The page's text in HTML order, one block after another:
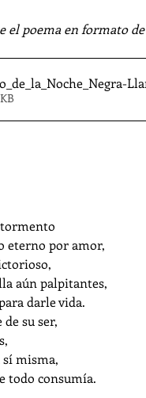
el poema en formato
eterno por amor,
aún palpitantes,
darle vida.
su ser,
misma,
todo consumía.